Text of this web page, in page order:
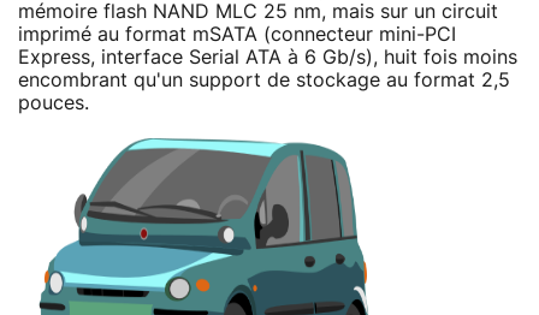
mémoire flash NAND MLC 25 nm, mais sur un circuit
imprimé au format mSATA (connecteur mini-PCI
Express, interface Serial ATA à 6 Gb/s), huit fois moins
encombrant qu'un support de stockage au format 2,5
pouces.